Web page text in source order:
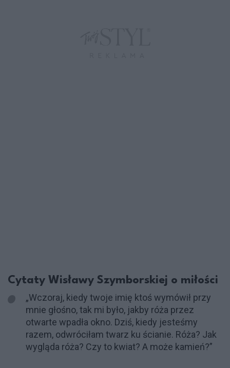
Cytaty Wisławy Szymborskiej o miłości
„Wczoraj, kiedy twoje imię ktoś wymówił przy
mnie głośno, tak mi było, jakby róża przez
otwarte wpadła okno. Dziś, kiedy jesteśmy
razem, odwróciłam twarz ku ścianie. Róża? Jak
wygląda róża? Czy to kwiat? A może kamień?”